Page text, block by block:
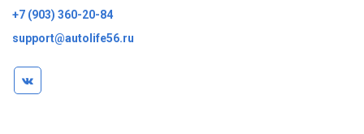
+7 (903) 360-20-84
support@autolife56.ru